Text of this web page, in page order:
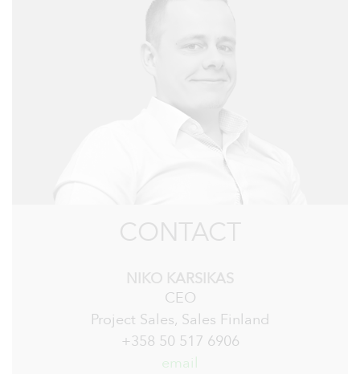
CONTACT
NIKO KARSIKAS
CEO
Project Sales, Sales Finland
+358 50 517 6906
email